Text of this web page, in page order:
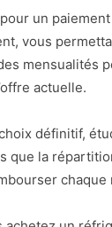
un
vous
mensualités
actuelle.
définitif,
que la